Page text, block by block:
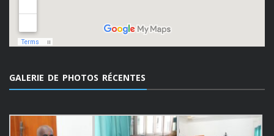
GALERIE DE PHOTOS RÉCENTES